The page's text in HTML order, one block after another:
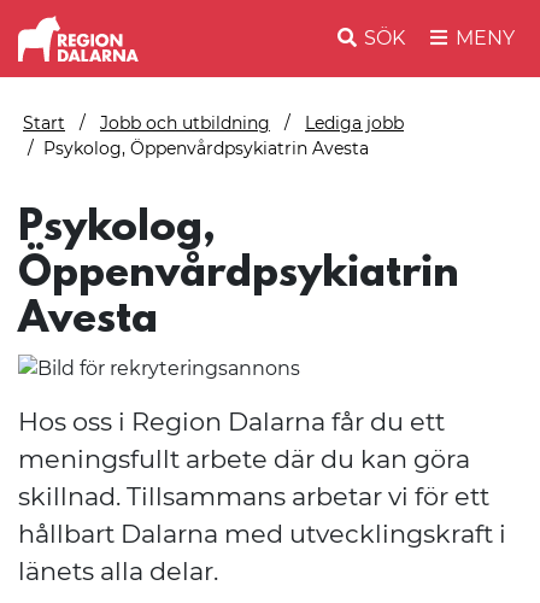
SÖK MENY
Start Jobb och utbildning
Lediga jobb
Psykolog, Öppenvårdpsykiatrin Avesta
Psykolog,
Öppenvårdpsykiatrin
Avesta
Hos oss i Region Dalarna får du ett
meningsfullt arbete där du kan göra
skillnad. Tillsammans arbetar vi för ett
hållbart Dalarna med utvecklingskraft i
länets alla delar.